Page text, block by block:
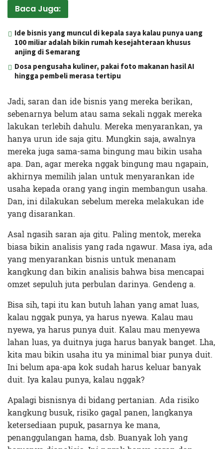
Baca Juga:
Ide bisnis yang muncul di kepala saya kalau punya uang
100 miliar adalah bikin rumah kesejahteraan khusus
anjing di Semarang
Dosa pengusaha kuliner, pakai foto makanan hasil AI
hingga pembeli merasa tertipu
Jadi, saran dan ide bisnis yang mereka berikan,
sebenarnya belum atau sama sekali nggak mereka
lakukan terlebih dahulu. Mereka menyarankan, ya
hanya urun ide saja gitu. Mungkin saja, awalnya
mereka juga sama-sama bingung mau bikin usaha
apa. Dan, agar mereka nggak bingung mau ngapain,
akhirnya memilih jalan untuk menyarankan ide
usaha kepada orang yang ingin membangun usaha.
Dan, ini dilakukan sebelum mereka melakukan ide
yang disarankan.
Asal ngasih saran aja gitu. Paling mentok, mereka
biasa bikin analisis yang rada ngawur. Masa iya, ada
yang menyarankan bisnis untuk menanam
kangkung dan bikin analisis bahwa bisa mencapai
omzet sepuluh juta perbulan darinya. Gendeng a.
Bisa sih, tapi itu kan butuh lahan yang amat luas,
kalau nggak punya, ya harus nyewa. Kalau mau
nyewa, ya harus punya duit. Kalau mau menyewa
lahan luas, ya duitnya juga harus banyak banget. Lha,
kita mau bikin usaha itu ya minimal biar punya duit.
Ini belum apa-apa kok sudah harus keluar banyak
duit. Iya kalau punya, kalau nggak?
Apalagi bisnisnya di bidang pertanian. Ada risiko
kangkung busuk, risiko gagal panen, langkanya
ketersediaan pupuk, pasarnya ke mana,
penanggulangan hama, dsb. Buanyak loh yang